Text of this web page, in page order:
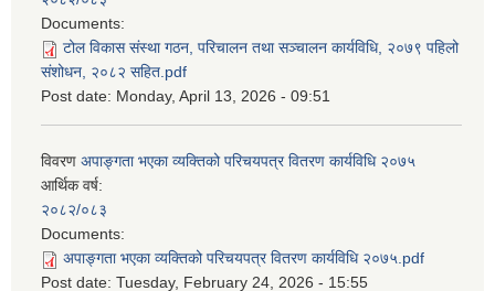
Documents:
टोल विकास संस्था गठन, परिचालन तथा सञ्चालन कार्यविधि, २०७९ पहिलो
संशोधन, २०८२ सहित.pdf
Post date: Monday, April 13, 2026 - 09:51
विवरण अपाङ्गता भएका व्यक्तिको परिचयपत्र वितरण कार्यविधि २०७५
आर्थिक वर्ष:
२०८२/०८३
Documents:
अपाङ्गता भएका व्यक्तिको परिचयपत्र वितरण कार्यविधि २०७५.pdf
Post date: Tuesday, February 24, 2026 - 15:55